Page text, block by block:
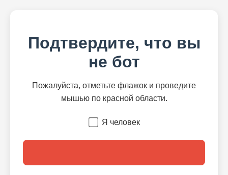
Подтвердите, что вы
не бот
Пожалуйста, отметьте флажок и проведите
мышью по красной области.
Я человек